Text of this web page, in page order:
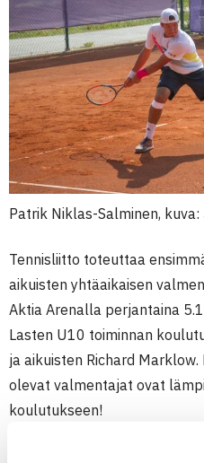
Patrik Niklas-Salminen, kuva:
Tennisliitto toteuttaa
aikuisten yhtäaikaisen
Aktia Arenalla perjantaina
Lasten U10 toiminnan
ja aikuisten Richard
olevat valmentajat ovat
koulutukseen!
Koulutusten sisältö ja